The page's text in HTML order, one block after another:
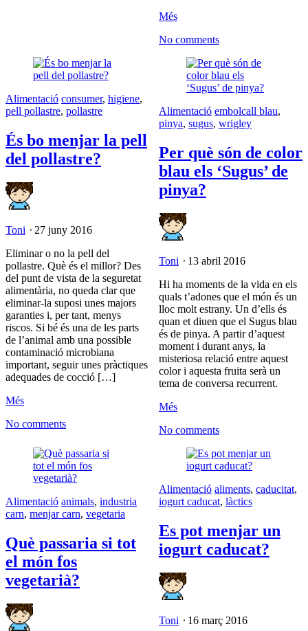
Més
No comments
Alimentació consumer, higiene,
pell pollastre, pollastre
És bo menjar la pell
del pollastre?
Toni ⋅ 27 juny 2016
Eliminar o no la pell del
pollastre. Què és el millor? Des
del punt de vista de la seguretat
alimentària, no queda clar que
eliminar-la suposi unes majors
garanties i, per tant, menys
riscos. Si bé és una de les parts
de l’animal amb una possible
contaminació microbiana
important, seguir unes pràctiques
adequades de cocció […]
Més
No comments
Alimentació embolcall blau,
pinya, sugus, wrigley
Per què són de color
blau els ‘Sugus’ de
pinya?
Toni ⋅ 13 abril 2016
Hi ha moments de la vida en els
quals t’adones que el món és un
lloc molt estrany. Un d’ells és
quan et diuen que el Sugus blau
és de pinya. A partir d’aquest
moment i durant anys, la
misteriosa relació entre aquest
color i aquesta fruita serà un
tema de conversa recurrent.
Més
No comments
Alimentació animals, industria
carn, menjar carn, vegetaria
Què passaria si tot
el món fos
vegetarià?
Alimentació aliments, caducitat,
iogurt caducat, làctics
Es pot menjar un
iogurt caducat?
Toni ⋅ 16 març 2016